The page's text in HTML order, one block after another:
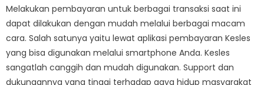
Melakukan pembayaran untuk berbagai transaksi saat ini
dapat dilakukan dengan mudah melalui berbagai macam
cara. Salah satunya yaitu lewat aplikasi pembayaran Kesles
yang bisa digunakan melalui smartphone Anda. Kesles
sangatlah canggih dan mudah digunakan. Support dan
dukungannya yang tinggi terhadap gaya hidup masyarakat